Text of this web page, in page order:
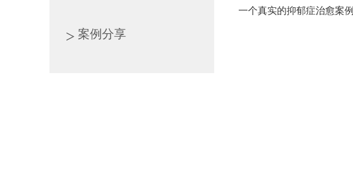
案例分享
一个真实的抑郁症治愈案例